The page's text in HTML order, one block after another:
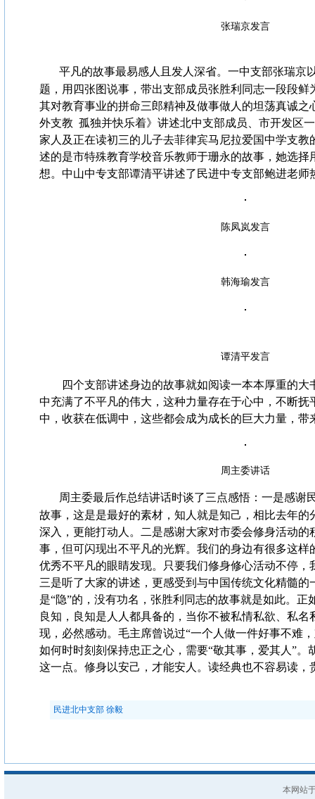
张瑞京发言
平凡的故事最易感人且发人深省。一中支部张瑞京
题，用四张图说事，带出支部成员张胜利同志一段段鲜
其对教育事业的拼命三郎精神及做事做人的坦荡真诚之
外支教 孤独并快乐着》讲述北中支部成员、市开发区
家人及正在读初三的儿子去菲律宾马尼拉爱国中学支教
述的是市特殊教育学校音乐教师于珊永的故事，她选择
想。中山中专支部谭清平讲述了民进中专支部鲍进老师
陈凤岚发言
韩海瑜发言
谭清平发言
四个支部讲述身边的故事就如阅读一本本厚重的大
中充满了不平凡的伟大，这种力量存在于心中，不断抚
中，收获在低调中，这些都会成为成长的巨大力量，带
周主委讲话
周主委最后作总结讲话时谈了三点感悟：一是感谢
故事，这是是最好的素材，知人就是知己，相比去年的
深入，更能打动人。二是感谢大家对市委会修身活动的
事，但可闪现出不平凡的光辉。我们的身边有很多这样
优秀不平凡的眼睛发现。只要我们修身修心活动不停，
三是听了大家的讲述，更感受到与中国传统文化精髓的
是“隐”的，没有功名，张胜利同志的故事就是如此。正
良知，良知是人人都具备的，当你不被私情私欲、私名
现，必然感动。毛主席曾说过“一个人做一件好事不难
如何时时刻刻保持忠正之心，需要“敬其事，爱其人”。
这一点。修身以安己，才能安人。读经典也不容易读，
民进北中支部 徐毅
本网站